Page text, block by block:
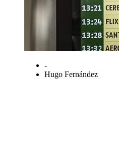
-
Hugo Fernández